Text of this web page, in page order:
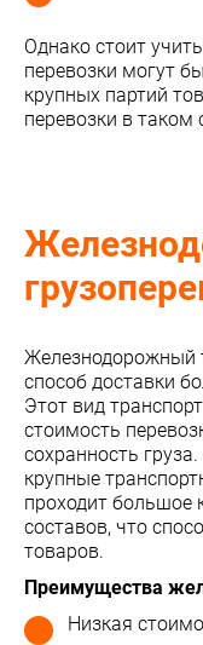
Однако стоит
перевозки могут
крупных партий
перевозки в таком
Железнодорожный
способ доставки
Этот вид
стоимость
сохранность
крупные
проходит большое
составов, что
товаров.
Преимущества
Низкая